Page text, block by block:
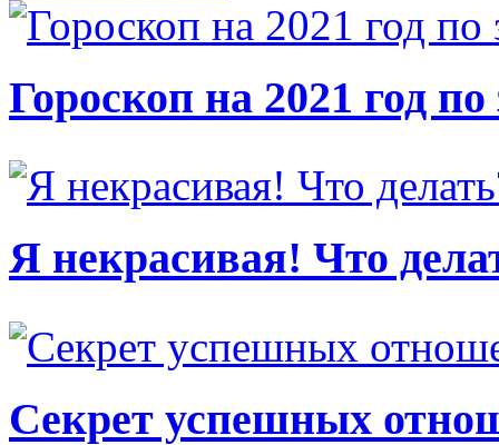
Гороскоп на 2021 год
Я некрасивая! Что
Секрет успешных